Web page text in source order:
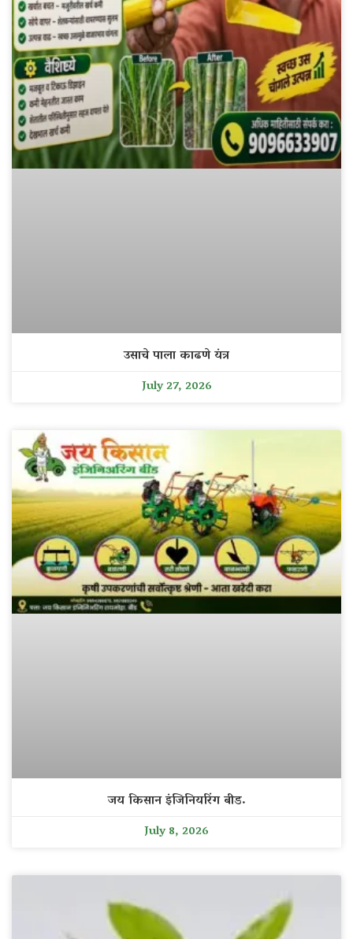
उसाचे पाला काढणे यंत्र
July 27, 2026
जय किसान इंजिनियरिंग बीड.
July 8, 2026